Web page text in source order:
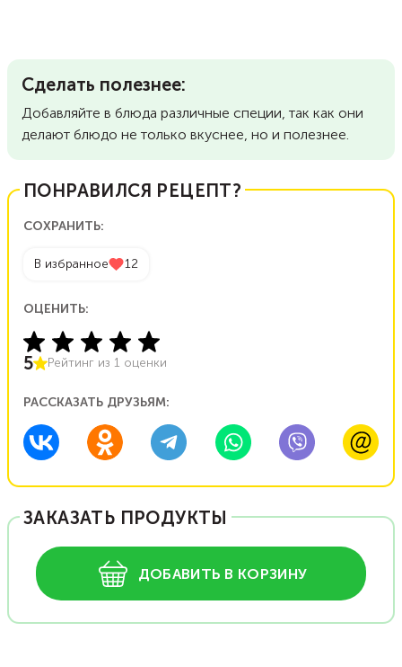
Сделать полезнее:
Добавляйте в блюда различные специи, так как они
делают блюдо не только вкуснее, но и полезнее.
ПОНРАВИЛСЯ РЕЦЕПТ?
СОХРАНИТЬ:
В избранное 12
ОЦЕНИТЬ:
5 Рейтинг из 1 оценки
РАССКАЗАТЬ ДРУЗЬЯМ:
ЗАКАЗАТЬ ПРОДУКТЫ
ДОБАВИТЬ В КОРЗИНУ